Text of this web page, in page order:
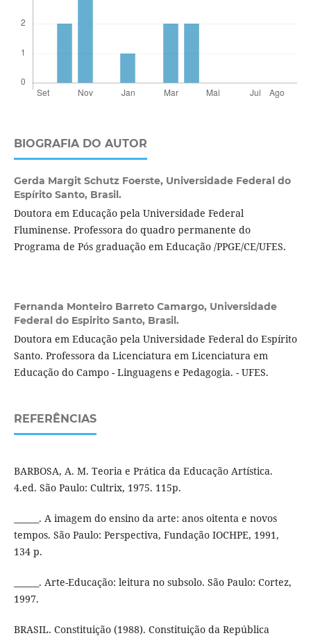
BIOGRAFIA DO AUTOR
Gerda Margit Schutz Foerste, Universidade Federal do
Espírito Santo, Brasil.
Doutora em Educação pela Universidade Federal
Fluminense. Professora do quadro permanente do
Programa de Pós graduação em Educação /PPGE/CE/UFES.
Fernanda Monteiro Barreto Camargo, Universidade
Federal do Espirito Santo, Brasil.
Doutora em Educação pela Universidade Federal do Espírito
Santo. Professora da Licenciatura em Licenciatura em
Educação do Campo - Linguagens e Pedagogia. - UFES.
REFERÊNCIAS
BARBOSA, A. M. Teoria e Prática da Educação Artística.
4.ed. São Paulo: Cultrix, 1975. 115p.
______. A imagem do ensino da arte: anos oitenta e novos
tempos. São Paulo: Perspectiva, Fundação IOCHPE, 1991,
134 p.
______. Arte-Educação: leitura no subsolo. São Paulo: Cortez,
1997.
BRASIL. Constituição (1988). Constituição da República